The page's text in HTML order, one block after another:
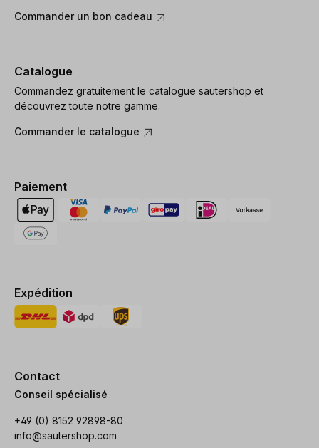
Commander un bon cadeau
Catalogue
Commandez gratuitement le catalogue sautershop et
découvrez toute notre gamme.
Commander le catalogue
Paiement
Expédition
Contact
Conseil spécialisé
+49 (0) 8152 92898-80
info@sautershop.com